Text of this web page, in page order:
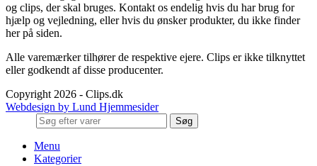
og clips, der skal bruges. Kontakt os endelig hvis du har brug for
hjælp og vejledning, eller hvis du ønsker produkter, du ikke finder
her på siden.
Alle varemærker tilhører de respektive ejere. Clips er ikke tilknyttet
eller godkendt af disse producenter.
Copyright 2026 - Clips.dk
Webdesign by Lund Hjemmesider
Søg
Menu
Kategorier